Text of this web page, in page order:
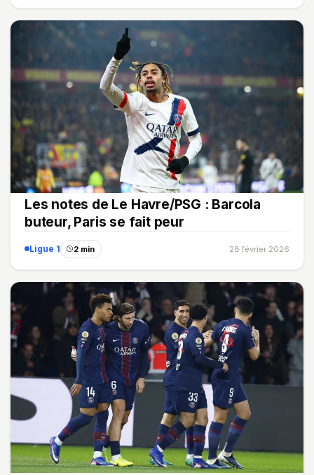
Les notes de Le Havre/PSG : Barcola
buteur, Paris se fait peur
Ligue 1 2 min 28 février 2026